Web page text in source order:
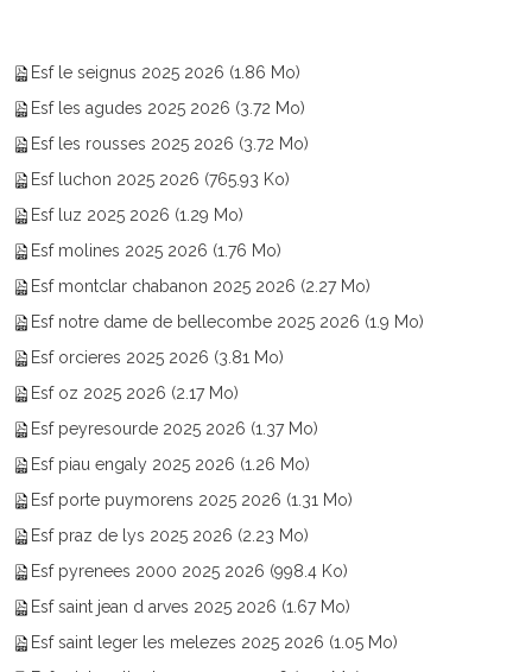
Esf le seignus 2025 2026 (1.86 Mo)
Esf les agudes 2025 2026 (3.72 Mo)
Esf les rousses 2025 2026 (3.72 Mo)
Esf luchon 2025 2026 (765.93 Ko)
Esf luz 2025 2026 (1.29 Mo)
Esf molines 2025 2026 (1.76 Mo)
Esf montclar chabanon 2025 2026 (2.27 Mo)
Esf notre dame de bellecombe 2025 2026 (1.9 Mo)
Esf orcieres 2025 2026 (3.81 Mo)
Esf oz 2025 2026 (2.17 Mo)
Esf peyresourde 2025 2026 (1.37 Mo)
Esf piau engaly 2025 2026 (1.26 Mo)
Esf porte puymorens 2025 2026 (1.31 Mo)
Esf praz de lys 2025 2026 (2.23 Mo)
Esf pyrenees 2000 2025 2026 (998.4 Ko)
Esf saint jean d arves 2025 2026 (1.67 Mo)
Esf saint leger les melezes 2025 2026 (1.05 Mo)